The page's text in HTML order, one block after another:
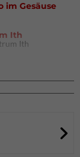
im Gesäuse
Ith
Ith